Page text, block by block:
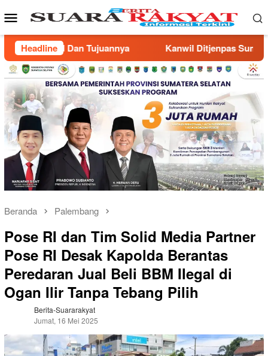
ke
Menu
Mobile
Headline
Kanwil Ditjenpas Sumsel Gandeng Pimpinan Wilayah
Beranda Palembang
Pose RI dan Tim Solid Media Partner
Pose RI Desak Kapolda Berantas
Peredaran Jual Beli BBM Ilegal di
Ogan Ilir Tanpa Tebang Pilih
Berita-Suararakyat
Jumat, 16 Mei 2025